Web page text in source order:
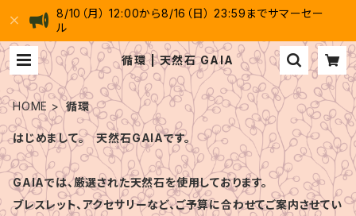
8/10（月） 12:00から8/16（日） 23:59までサマーセー
ル
循環 | 天然石 GAIA
HOME 循環
はじめまして。 天然石GAIAです。
GAIAでは、厳選された天然石を使用しております。
ブレスレット、アクセサリーなど、ご予算に合わせてご案内させてい